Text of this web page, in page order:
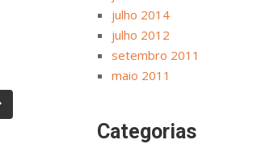
julho 2014
julho 2012
setembro 2011
maio 2011
Categorias